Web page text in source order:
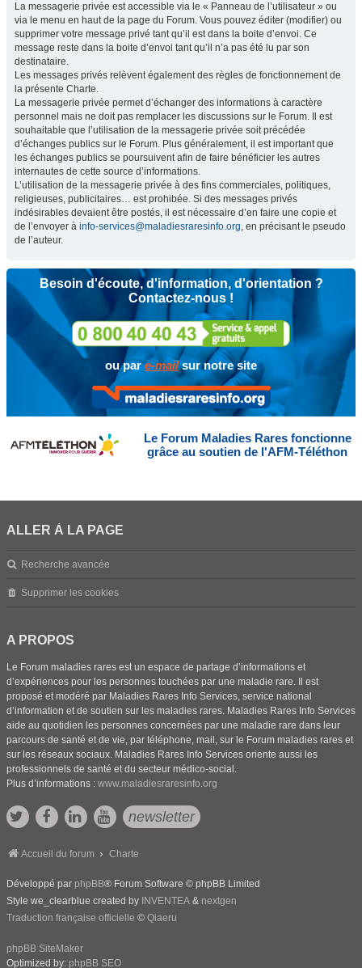
La messagerie privée est accessible via le « Panneau de l’utilisateur » ou
via le menu en haut de la page du Forum. Vous pouvez éditer (modifier) ou
supprimer votre message privé tant qu’il est dans la boite d’envoi. Ce
message reste dans la boite d’envoi tant qu’il n’a pas été lu par son
destinataire.
Les messages privés relèvent également des règles de fonctionnement de
la présente Charte.
La messagerie privée permet d’échanger des informations à caractère
personnel mais ne doit pas remplacer les discussions sur le Forum. Il est
souhaitable que l’utilisation de la messagerie privée soit précédée
d’échanges publics sur le Forum. Plus généralement, il est important que
les échanges publics se poursuivent afin de faire bénéficier les autres
internautes de cette source d’informations.
L’utilisation de la messagerie privée à des fins commerciales, politiques,
religieuses, publicitaires… est prohibée. Si des messages privés
indésirables devaient être postés, il est nécessaire d’en faire une copie et
de l’envoyer à info-services@maladiesraresinfo.org, en précisant le pseudo
de l’auteur.
Besoin d'écoute, d'information, d'orientation ?
Contactez-nous !
ou pare-mailsur notre site
Le Forum Maladies Rares fonctionne
grâce au soutien de l'AFM-Téléthon
ALLER À LA PAGE
Recherche avancée
Supprimer les cookies
A PROPOS
Le Forum maladies rares est un espace de partage d’informations et
d’expériences pour les personnes touchées par une maladie rare. Il est
proposé et modéré par Maladies Rares Info Services, service national
d’information et de soutien sur les maladies rares. Maladies Rares Info Services
aide au quotidien les personnes concernées par une maladie rare dans leur
parcours de santé et de vie, par téléphone, mail, sur le Forum maladies rares et
sur les réseaux sociaux. Maladies Rares Info Services oriente aussi les
professionnels de santé et du secteur médico-social.
Plus d’informations : www.maladiesraresinfo.org
newsletter
Accueil du forum Charte
Développé par phpBB® Forum Software © phpBB Limited
Style we_clearblue created by INVENTEA & nextgen
Traduction française officielle © Qiaeru
phpBB SiteMaker
Optimized by: phpBB SEO